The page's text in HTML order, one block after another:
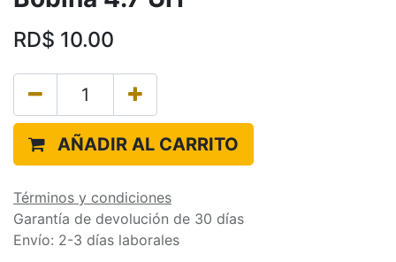
RD$ 10.00
AÑADIR AL CARRITO
Términos y condiciones
Garantía de devolución de 30 días
Envío: 2-3 días laborales